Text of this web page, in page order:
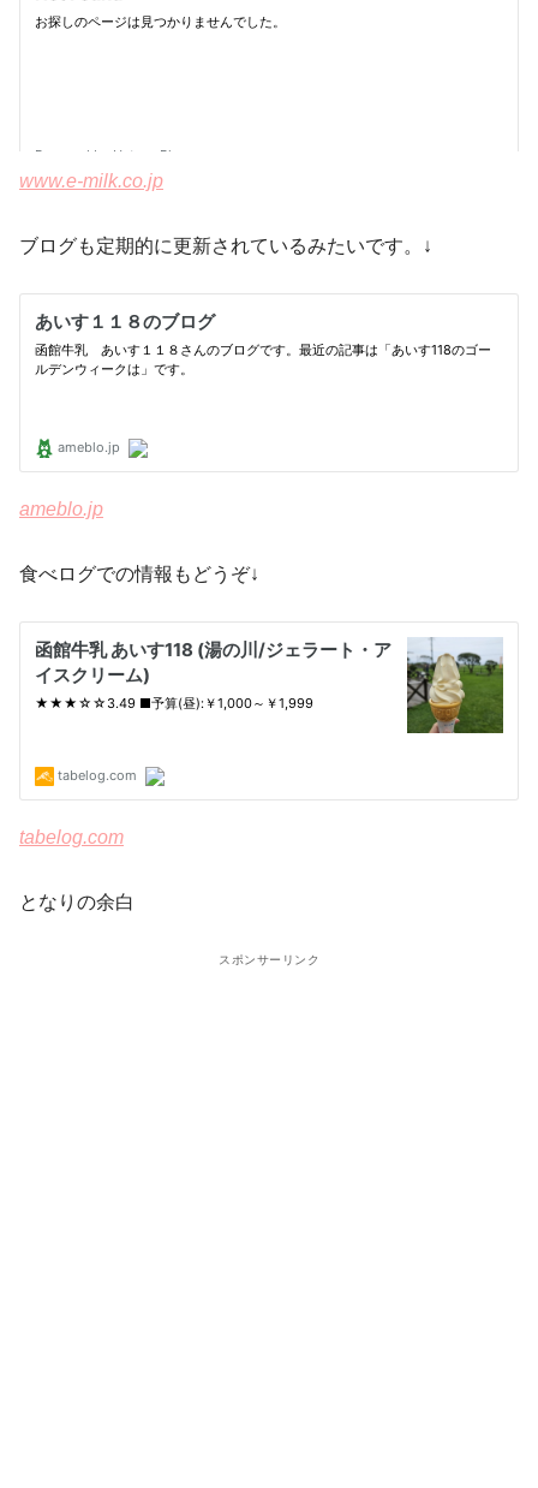
www.e-milk.co.jp
ブログも定期的に更新されているみたいです。↓
ameblo.jp
食べログでの情報もどうぞ↓
tabelog.com
となりの余白
スポンサーリンク